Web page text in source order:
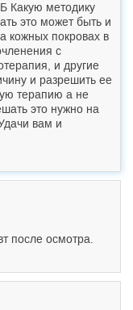
Какую методику
это может быть и
кожных покровах в
с
и другие
и разрешить ее
терапию а не
это нужно на
вам и
после осмотра.